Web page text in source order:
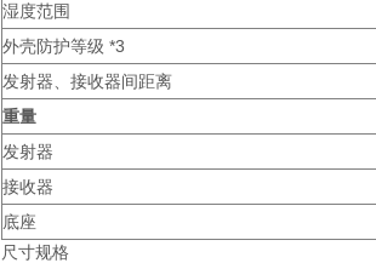
湿度范围
外壳防护等级 *3
发射器、接收器间距离
重量
发射器
接收器
底座
尺寸规格